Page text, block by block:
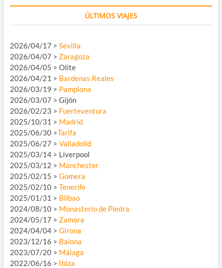
ÚLTIMOS VIAJES
2026/04/17 > Sevilla
2026/04/07 > Zaragoza
2026/04/05 > Olite
2026/04/21 > Bardenas Reales
2026/03/19 > Pamplona
2026/03/07 > Gijón
2026/02/23 > Fuerteventura
2025/10/31 > Madrid
2025/06/30 >Tarifa
2025/06/27 > Valladolid
2025/03/14 > Liverpool
2025/03/12 > Manchester
2025/02/15 > Gomera
2025/02/10 > Tenerife
2025/01/31 > Bilbao
2024/08/10 > Monasterio de Piedra
2024/05/17 > Zamora
2024/04/04 > Girona
2023/12/16 > Baiona
2023/07/20 > Málaga
2022/06/16 > Ibiza